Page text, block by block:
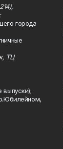
города
ТЦ
выпуски);